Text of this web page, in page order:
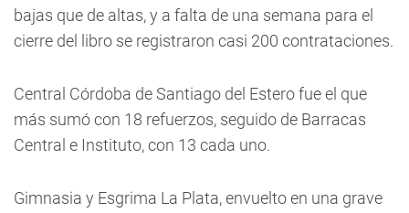
bajas que de altas, y a falta de una semana para el
cierre del libro se registraron casi 200 contrataciones.
Central Córdoba de Santiago del Estero fue el que
más sumó con 18 refuerzos, seguido de Barracas
Central e Instituto, con 13 cada uno.
Gimnasia y Esgrima La Plata, envuelto en una grave